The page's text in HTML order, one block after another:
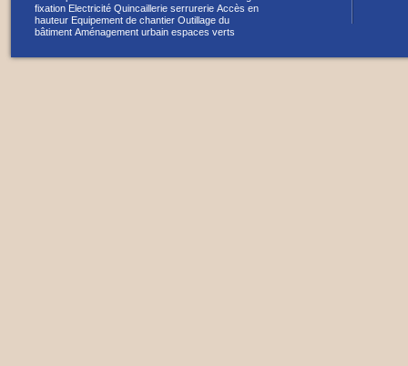
fixation Electricité Quincaillerie serrurerie Accès en
hauteur Equipement de chantier Outillage du
bâtiment Aménagement urbain espaces verts